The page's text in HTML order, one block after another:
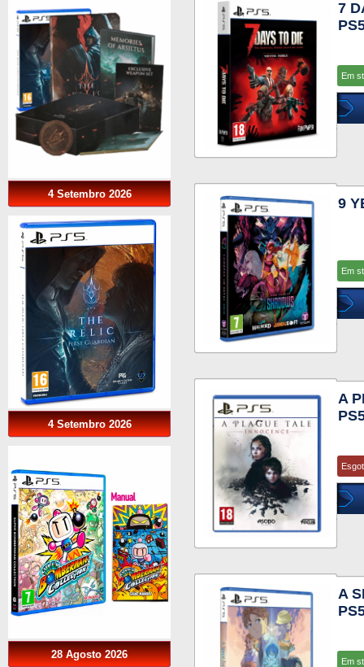
4 Setembro 2026
4 Setembro 2026
28 Agosto 2026
7
Em
9
Em
A
A
Em